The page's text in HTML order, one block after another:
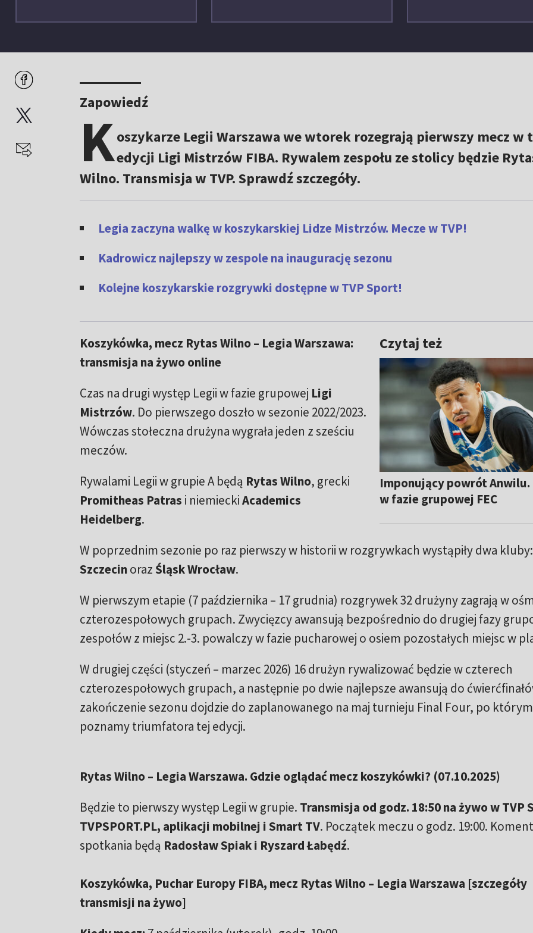
Zapowiedź
Koszykarze Legii Warszawa we wtorek rozegrają pierwszy mecz w
edycji Ligi Mistrzów FIBA. Rywalem zespołu ze stolicy będzie
Wilno. Transmisja w TVP. Sprawdź szczegóły.
Legia zaczyna walkę w koszykarskiej Lidze Mistrzów. Mecze w TVP!
Kadrowicz najlepszy w zespole na inaugurację sezonu
Kolejne koszykarskie rozgrywki dostępne w TVP Sport!
Czytaj też
Imponujący powrót Anwilu.
w fazie grupowej FEC
Koszykówka, mecz Rytas Wilno – Legia Warszawa:
transmisja na żywo online
Czas na drugi występ Legii w fazie grupowej Ligi
Mistrzów. Do pierwszego doszło w sezonie 2022/2023.
Wówczas stołeczna drużyna wygrała jeden z sześciu
meczów.
Rywalami Legii w grupie A będą Rytas Wilno, grecki
Promitheas Patras i niemieckiAcademics
Heidelberg.
W poprzednim sezonie po raz pierwszy w historii w rozgrywkach wystąpiły dwa
Szczecinoraz Śląsk Wrocław.
W pierwszym etapie (7 października – 17 grudnia) rozgrywek 32 drużyny zagrają w
czterozespołowych grupach. Zwycięzcy awansują bezpośrednio do drugiej fazy
zespołów z miejsc 2.-3. powalczy w fazie pucharowej o osiem pozostałych miejsc w
W drugiej części (styczeń – marzec 2026) 16 drużyn rywalizować będzie w czterech
czterozespołowych grupach, a następnie po dwie najlepsze awansują do
zakończenie sezonu dojdzie do zaplanowanego na maj turnieju Final Four, po którym
poznamy triumfatora tej edycji.
Rytas Wilno – Legia Warszawa. Gdzie oglądać mecz koszykówki? (07.10.2025)
Będzie to pierwszy występ Legii w grupie. Transmisja od godz. 18:50 na żywo w TVP
TVPSPORT.PL, aplikacji mobilnej i Smart TV. Początek meczu o godz. 19:00.
spotkania będą Radosław Spiak i Ryszard Łabędź.
Koszykówka, Puchar Europy FIBA, mecz Rytas Wilno – Legia Warszawa [szczegóły
transmisji na żywo]